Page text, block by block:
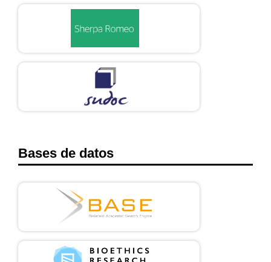
Bases de datos